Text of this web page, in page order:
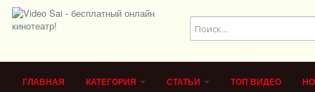
ГЛАВНАЯ КАТЕГОРИЯ СТАТЬИ ТОП ВИДЕО